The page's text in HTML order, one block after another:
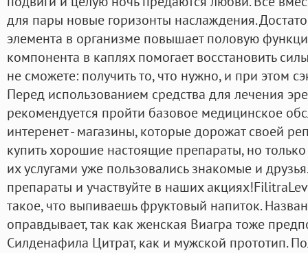
для пары новые горизонты наслаждения.
элемента в организме повышает половую
компонента в каплях помогает восстановить
не сможете: получить то, что нужно, и при этом
Перед использованием средства для лечения
рекомендуется пройти базовое медицинское
интеренет - магазины, которые дорожат своей
купить хорошие настоящие препараты, но
их услугами уже пользовались знакомые и
препараты и участвуйте в наших
такое, что выпиваешь фруктовый напиток.
оправдывает, так как женская Виагра тоже
Силденафила Цитрат, как и мужской прототип.